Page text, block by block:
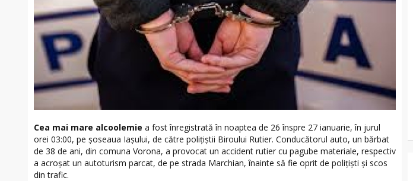
Cea mai mare alcoolemie a fost înregistrată în noaptea de 26 înspre 27 ianuarie, în jurul
orei 03:00, pe șoseaua Iașului, de către polițiștii Biroului Rutier. Conducătorul auto, un bărbat
de 38 de ani, din comuna Vorona, a provocat un accident rutier cu pagube materiale, respectiv
a acroșat un autoturism parcat, de pe strada Marchian, înainte să fie oprit de polițiști și scos
din trafic.